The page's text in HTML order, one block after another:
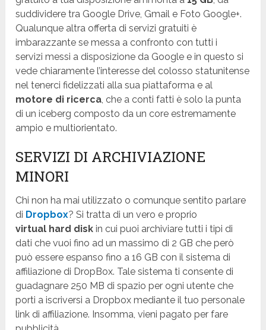
suddividere tra Google Drive, Gmail e Foto Google+.
Qualunque altra offerta di servizi gratuiti è
imbarazzante se messa a confronto con tutti i
servizi messi a disposizione da Google e in questo si
vede chiaramente l’interesse del colosso statunitense
nel tenerci fidelizzati alla sua piattaforma e al
motore di ricerca, che a conti fatti è solo la punta
di un iceberg composto da un core estremamente
ampio e multiorientato.
SERVIZI DI ARCHIVIAZIONE
MINORI
Chi non ha mai utilizzato o comunque sentito parlare
di Dropbox? Si tratta di un vero e proprio
virtual hard disk in cui puoi archiviare tutti i tipi di
dati che vuoi fino ad un massimo di 2 GB che però
può essere espanso fino a 16 GB con il sistema di
affiliazione di DropBox. Tale sistema ti consente di
guadagnare 250 MB di spazio per ogni utente che
porti a iscriversi a Dropbox mediante il tuo personale
link di affiliazione. Insomma, vieni pagato per fare